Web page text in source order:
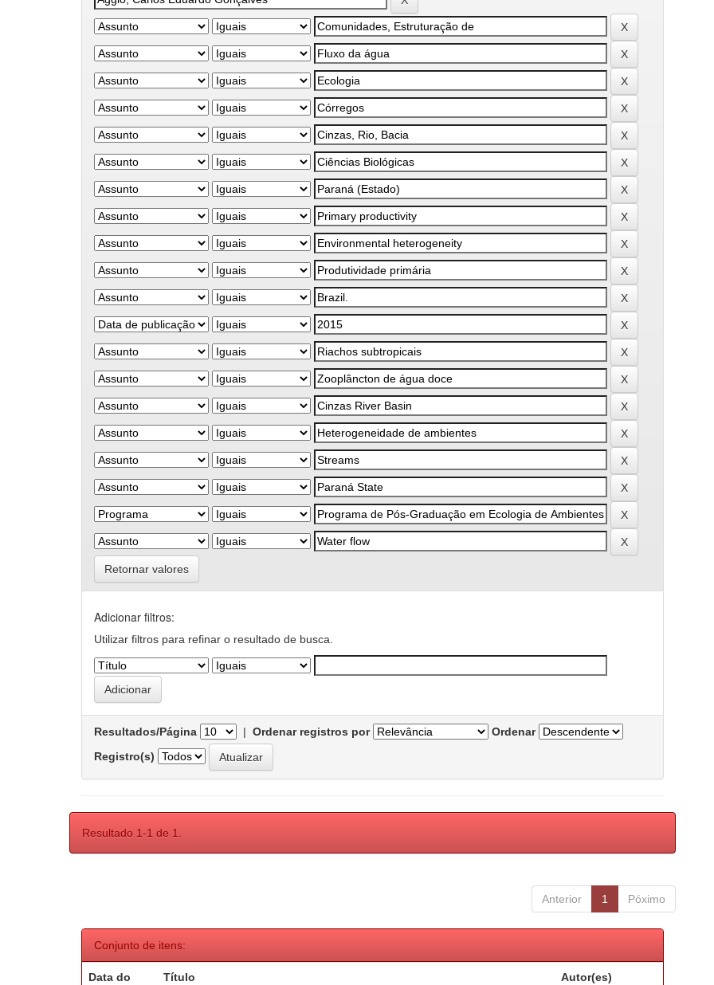
Retornar valores
Adicionar filtros:
Utilizar filtros para refinar o resultado de busca.
Resultados/Página | Ordenar registros por
Ordenar
Registro(s)
Resultado 1-1 de 1.
Anterior 1 Póximo
Conjunto de itens:
Data do Título Autor(es)